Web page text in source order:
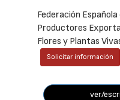
Federación
Productores
Flores y Plantas
Solicitar información
ver/